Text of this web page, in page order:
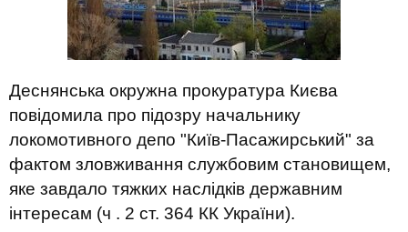
Деснянська окружна прокуратура Києва
повідомила про підозру начальнику
локомотивного депо "Київ-Пасажирський" за
фактом зловживання службовим становищем,
яке завдало тяжких наслідків державним
інтересам (ч . 2 ст. 364 КК України).